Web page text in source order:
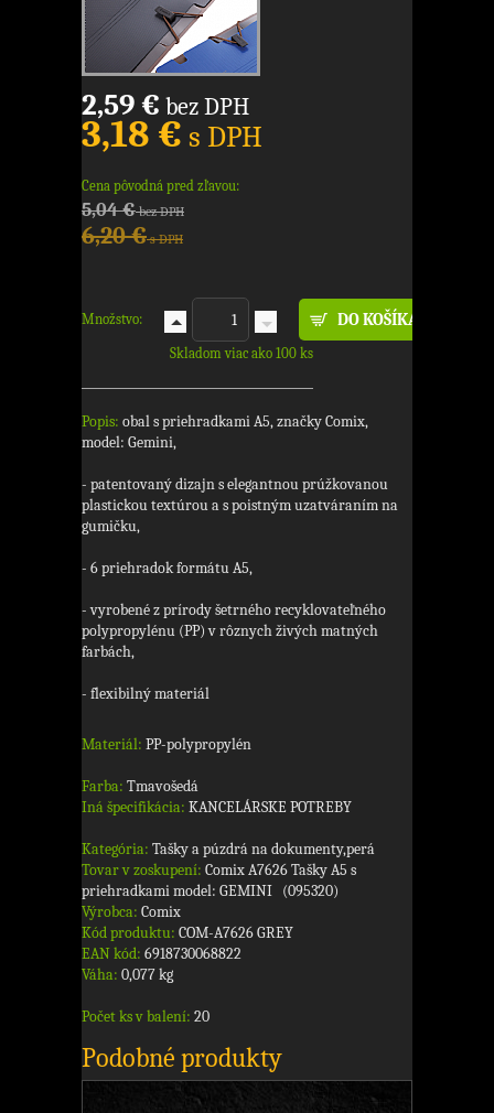
2,59 € bez DPH
3,18 € s DPH
Cena pôvodná pred zľavou:
5,04 €bez DPH
6,20 €s DPH
Množstvo:
Skladom viac ako 100 ks
Popis: obal s priehradkami A5, značky Comix,
model: Gemini,
- patentovaný dizajn s elegantnou prúžkovanou
plastickou textúrou a s poistným uzatváraním na
gumičku,
- 6 priehradok formátu A5,
- vyrobené z prírody šetrného recyklovateľného
polypropylénu (PP) v rôznych živých matných
farbách,
- flexibilný materiál
Materiál: PP-polypropylén
Farba: Tmavošedá
Iná špecifikácia: KANCELÁRSKE POTREBY
Kategória: Tašky a púzdrá na dokumenty,perá
Tovar v zoskupení: Comix A7626 Tašky A5 s
priehradkami model: GEMINI (095320)
Výrobca: Comix
Kód produktu: COM-A7626 GREY
EAN kód: 6918730068822
Váha: 0,077 kg
Počet ks v balení: 20
Podobné produkty